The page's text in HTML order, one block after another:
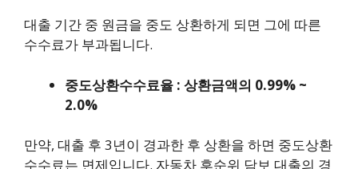
대출 기간 중 원금을 중도 상환하게 되면 그에 따른
수수료가 부과됩니다.
중도상환수수료율 : 상환금액의 0.99% ~
2.0%
만약, 대출 후 3년이 경과한 후 상환을 하면 중도상환
수수료는 면제입니다. 자동차 후순위 담보 대출의 경